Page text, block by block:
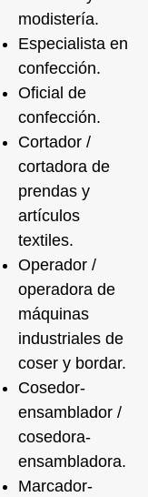
modistería.
Especialista en
confección.
Oficial de
confección.
Cortador /
cortadora de
prendas y
artículos
textiles.
Operador /
operadora de
máquinas
industriales de
coser y bordar.
Cosedor-
ensamblador /
cosedora-
ensambladora.
Marcador-